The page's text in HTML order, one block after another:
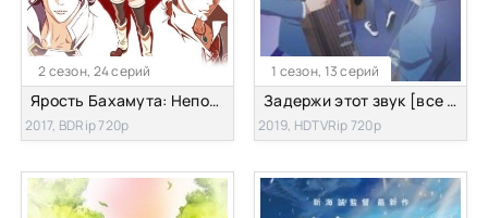
2 сезон, 24 серий
Ярость Бахамута: Непорочная душа
2017, BDRip 720p
1 сезон, 13 серий
Задержи этот звук [все серии]
2019, HDTVRip 720p